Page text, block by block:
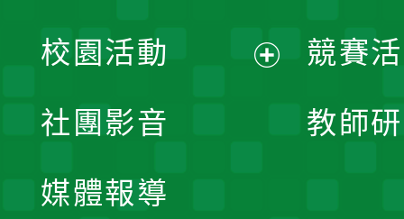
競賽
教師
開
校園活動
社團影音
媒體報導